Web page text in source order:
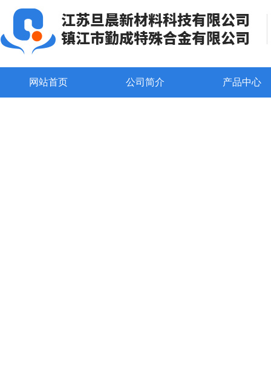
网站首页 公司简介 产品中心